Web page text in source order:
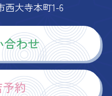
西大寺本町1-6
合わせ
約